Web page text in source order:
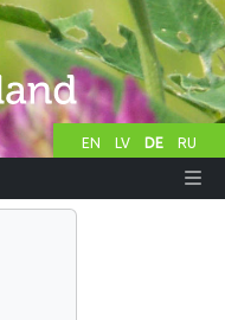
EN LV DE RU